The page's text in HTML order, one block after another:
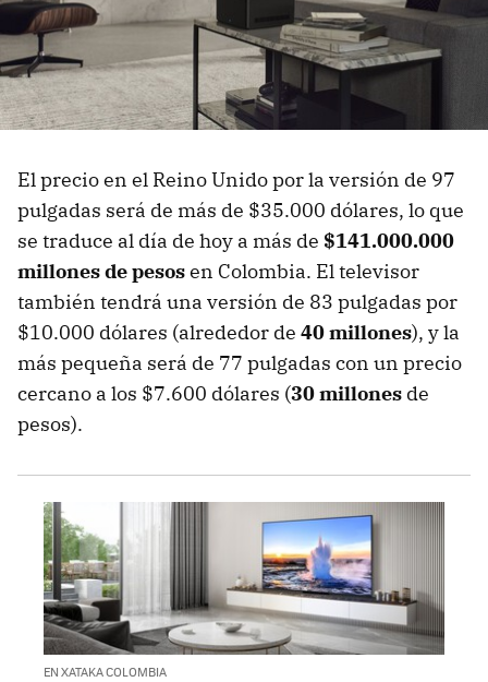
El precio en el Reino Unido por la versión de 97
pulgadas será de más de $35.000 dólares, lo que
se traduce al día de hoy a más de $141.000.000
millones de pesosen Colombia. El televisor
también tendrá una versión de 83 pulgadas por
$10.000 dólares (alrededor de 40 millones), y la
más pequeña será de 77 pulgadas con un precio
cercano a los $7.600 dólares (30 millones de
pesos).
EN XATAKA COLOMBIA